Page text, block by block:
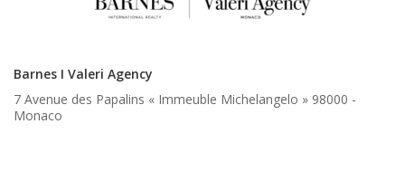
Barnes I Valeri Agency
7 Avenue des Papalins « Immeuble Michelangelo » 98000 -
Monaco